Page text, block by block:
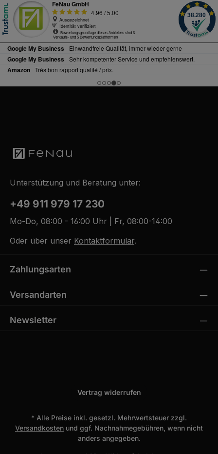
Unterstützung und Beratung unter:
+49 911 979 17 230
Mo-Do, 08:00 - 16:00 Uhr | Fr, 08:00-14:00
Oder über unser Kontaktformular.
Zahlungsarten
Versandarten
Newsletter
Vertrag widerrufen
* Alle Preise inkl. gesetzl. Mehrwertsteuer zzgl.
Versandkosten und ggf. Nachnahmegebühren, wenn nicht
anders angegeben.